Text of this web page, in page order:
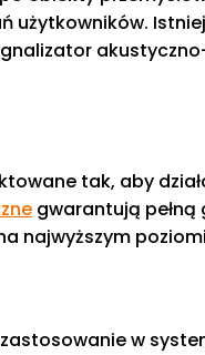
użytkowników.
tak, aby
gwarantują
najwyższym
w